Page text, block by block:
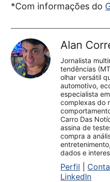
*Com informações do
Alan
Jornalista
tendências
olhar versátil
automotivo,
especialista
complexas do
Carro Das
assina de
compra a
dados e
Perfil
LinkedIn